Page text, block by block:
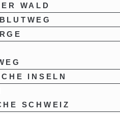
WALD
INSELN
SCHWEIZ